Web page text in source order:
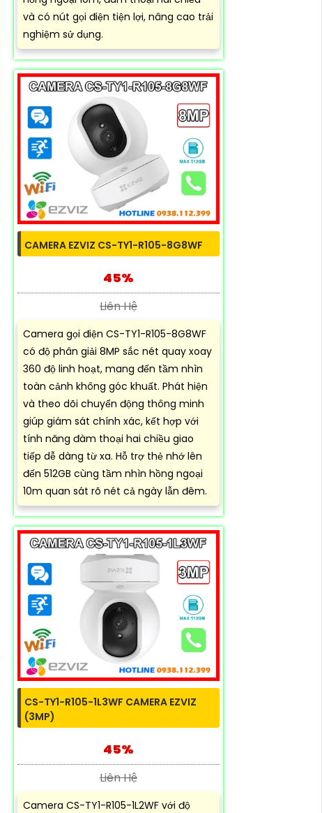
và có nút gọi điện tiện lợi, nâng cao trải
nghiệm sử dụng.
CAMERA EZVIZ CS-TY1-R105-8G8WF
45%
Liên Hệ
Camera gọi điện CS-TY1-R105-8G8WF
có độ phân giải 8MP sắc nét quay xoay
360 độ linh hoạt, mang đến tầm nhìn
toàn cảnh không góc khuất. Phát hiện
và theo dõi chuyển động thông minh
giúp giám sát chính xác, kết hợp với
tính năng đàm thoại hai chiều giao
tiếp dễ dàng từ xa. Hỗ trợ thẻ nhớ lên
đến 512GB cùng tầm nhìn hồng ngoại
10m quan sát rõ nét cả ngày lẫn đêm.
CS-TY1-R105-1L3WF CAMERA EZVIZ
(3MP)
45%
Liên Hệ
Camera CS-TY1-R105-1L2WF với độ